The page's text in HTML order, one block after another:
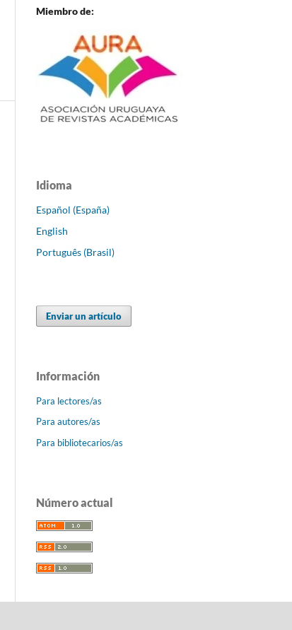
Miembro de:
Idioma
Español (España)
English
Português (Brasil)
Enviar un artículo
Información
Para lectores/as
Para autores/as
Para bibliotecarios/as
Número actual